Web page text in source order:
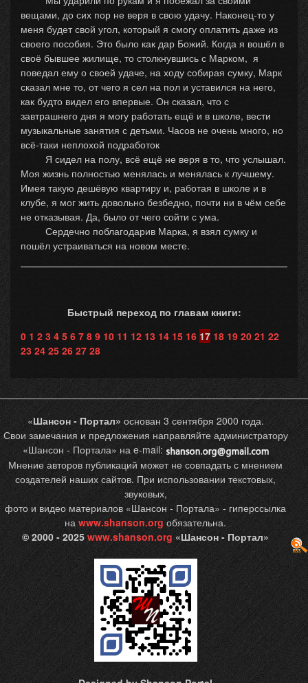
вещами, до сих пор не веря в свою удачу. Наконец-то у
меня будет свой угол, который я смогу оплатить даже из
своего пособия. Это было как дар Божий. Когда я вошёл в
своё бывшее жилище, то столкнувшись с Марком, я
поведал ему о своей удаче, на ходу собирая сумку, Марк
сказал мне то, от чего я сел на пол и уставился на него,
как будто видел его впервые. Он сказал, что с
завтрашнего дня я могу работать ещё и в школе, вести
музыкальные занятия с детьми. Часов не очень много, но
всё-таки неплохой подработок
Я сидел на полу, всё ещё не веря в то, что услышал.
Моя жизнь полностью менялась и менялась к лучшему.
Имея такую дешёвую квартиру и, работая в школе и в
клубе, я мог жить довольно безбедно, почти ни в чём себе
не отказывая. Да, было от чего сойти с ума.
Сердечно поблагодарив Марка, я взял сумку и
пошёл устраиваться на новом месте.
Быстрый переход по главам книги:
0 1 2 3 4 5 6 7 8 9 10 11 12 13 14 15 16 17 18 19 20 21 22
23 24 25 26 27 28
«Шансон - Портал» основан 3 сентября 2000 года.
Свои замечания и предложения направляйте администратору
«Шансон - Портала» на e-mail:
Мнение авторов публикаций может не совпадать с мнением
создателей наших сайтов. При использовании текстовых,
звуковых,
фото и видео материалов «Шансон - Портала» - гиперссылка
на www.shanson.orgобязательна.
© 2000 - 2025 www.shanson.org «Шансон - Портал»